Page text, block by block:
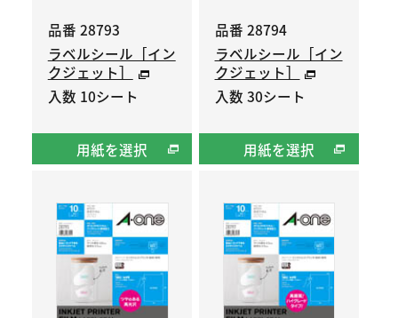
品番 28793
ラベルシール［イン
クジェット］
入数 10シート
用紙を選択
品番 28794
ラベルシール［イン
クジェット］
入数 30シート
用紙を選択